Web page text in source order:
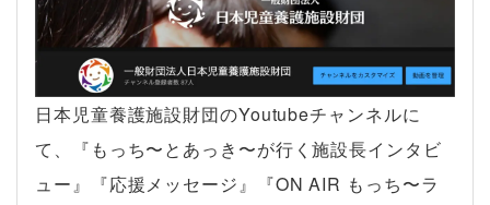
日本児童養護施設財団のYoutubeチャンネルに
て、『もっち〜とあっき〜が行く施設長インタビ
ュー』『応援メッセージ』『ON AIR もっち〜ラ